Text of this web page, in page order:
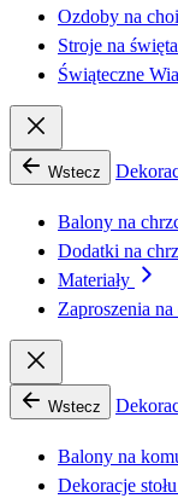
Ozdoby na
Stroje na święta
Świąteczne
Wstecz
Balony na
Dodatki na
Materiały
Zaproszenia na
Wstecz
Balony na
Dekoracje